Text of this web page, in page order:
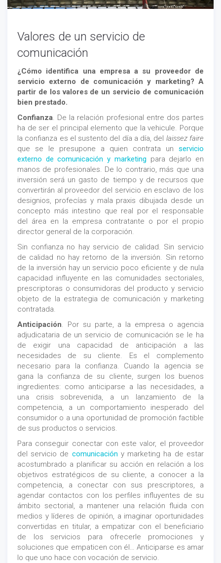
Valores de un servicio de
comunicación
¿Cómo identifica una empresa a su proveedor de
servicio externo de comunicación y marketing? A
partir de los valores de un servicio de comunicación
bien prestado.
Confianza. De la relación profesional entre dos partes
ha de ser el principal elemento que la vehicule. Porque
la confianza es el sustento del día a día, del laissez faire
que se le presupone a quien contrata un servicio
externo de comunicación y marketing para dejarlo en
manos de profesionales. De lo contrario, más que una
inversión será un gasto de tiempo y de recursos que
convertirán al proveedor del servicio en esclavo de los
designios, profecías y mala praxis dibujada desde un
concepto más intestino que real por el responsable
del área en la empresa contratante o por el propio
director general de la corporación.
Sin confianza no hay servicio de calidad. Sin servicio
de calidad no hay retorno de la inversión. Sin retorno
de la inversión hay un servicio poco eficiente y de nula
capacidad influyente en las comunidades sectoriales,
prescriptoras o consumidoras del producto y servicio
objeto de la estrategia de comunicación y marketing
contratada.
Anticipación. Por su parte, a la empresa o agencia
adjudicataria de un servicio de comunicación se le ha
de exigir una capacidad de anticipación a las
necesidades de su cliente. Es el complemento
necesario para la confianza. Cuando la agencia se
gana la confianza de su cliente, surgen los buenos
ingredientes: como anticiparse a las necesidades, a
una crisis sobrevenida, a un lanzamiento de la
competencia, a un comportamiento inesperado del
consumidor o a una oportunidad de promoción factible
de sus productos o servicios.
Para conseguir conectar con este valor, el proveedor
del servicio de comunicación y marketing ha de estar
acostumbrado a planificar su acción en relación a los
objetivos estratégicos de su cliente, a conocer a la
competencia, a conectar con sus prescriptores, a
agendar contactos con los perfiles influyentes de su
ámbito sectorial, a mantener una relación fluida con
medios y líderes de opinión, a imaginar oportunidades
convertidas en titular, a empatizar con el beneficiario
de los servicios para ofrecerle promociones y
soluciones que empaticen con él… Anticiparse es amar
lo que uno hace con vocación de servicio.